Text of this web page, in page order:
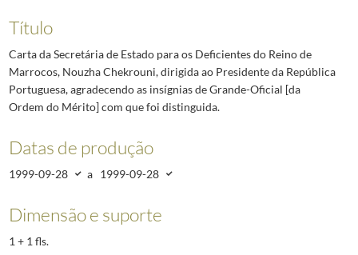
Título
Carta da Secretária de Estado para os Deficientes do Reino de
Marrocos, Nouzha Chekrouni, dirigida ao Presidente da República
Portuguesa, agradecendo as insígnias de Grande-Oficial [da
Ordem do Mérito] com que foi distinguida.
Datas de produção
1999-09-28 a 1999-09-28
Dimensão e suporte
1 + 1 fls.